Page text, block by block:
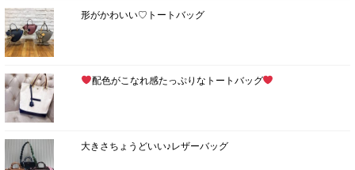
形がかわいい♡トートバッグ
配色がこなれ感たっぷりなトートバッグ
大きさちょうどいい♪レザーバッグ